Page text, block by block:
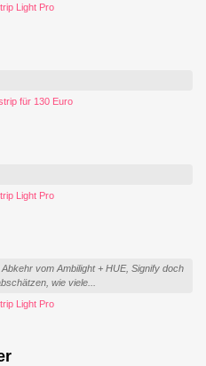
Light Pro
für 130 Euro
Light Pro
vom Ambilight + HUE, Signify doch
wie viele...
Light Pro